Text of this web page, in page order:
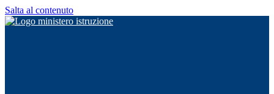
Salta al contenuto